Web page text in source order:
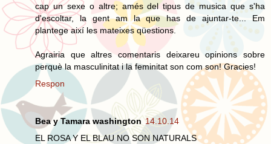
cap un sexe o altre; amés del tipus de musica que s'ha
d'escoltar, la gent am la que has de ajuntar-te... Em
plantege així les mateixes qüestions.
Agrairia que altres comentaris deixareu opinions sobre
perquè la masculinitat i la feminitat son com son! Gracies!
Respon
Bea y Tamara washington 14.10.14
EL ROSA Y EL BLAU NO SON NATURALS